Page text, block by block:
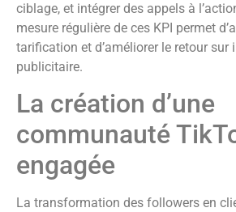
ciblage, et intégrer des appels à
mesure régulière de ces KPI permet
tarification et d’améliorer le retour sur
publicitaire.
La création d’une
communauté
engagée
La transformation des followers en